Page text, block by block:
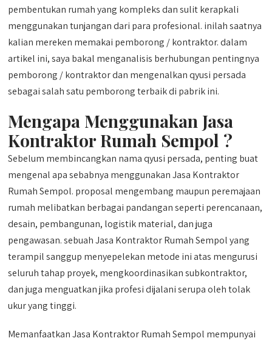
pembentukan rumah yang kompleks dan sulit kerapkali
menggunakan tunjangan dari para profesional. inilah saatnya
kalian mereken memakai pemborong / kontraktor. dalam
artikel ini, saya bakal menganalisis berhubungan pentingnya
pemborong / kontraktor dan mengenalkan qyusi persada
sebagai salah satu pemborong terbaik di pabrik ini.
Mengapa Menggunakan Jasa
Kontraktor Rumah Sempol ?
Sebelum membincangkan nama qyusi persada, penting buat
mengenal apa sebabnya menggunakan Jasa Kontraktor
Rumah Sempol. proposal mengembang maupun peremajaan
rumah melibatkan berbagai pandangan seperti perencanaan,
desain, pembangunan, logistik material, dan juga
pengawasan. sebuah Jasa Kontraktor Rumah Sempol yang
terampil sanggup menyepelekan metode ini atas mengurusi
seluruh tahap proyek, mengkoordinasikan subkontraktor,
dan juga menguatkan jika profesi dijalani serupa oleh tolak
ukur yang tinggi.
Memanfaatkan Jasa Kontraktor Rumah Sempol mempunyai